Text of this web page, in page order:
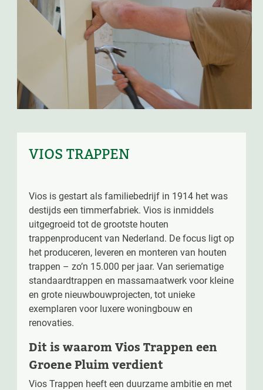
VIOS TRAPPEN
Vios is gestart als familiebedrijf in 1914 het was
destijds een timmerfabriek. Vios is inmiddels
uitgegroeid tot de grootste houten
trappenproducent van Nederland. De focus ligt op
het produceren, leveren en monteren van houten
trappen – zo’n 15.000 per jaar. Van seriematige
standaardtrappen en massamaatwerk voor kleine
en grote nieuwbouwprojecten, tot unieke
exemplaren voor luxere woningbouw en
renovaties.
Dit is waarom Vios Trappen een
Groene Pluim verdient
Vios Trappen heeft een duurzame ambitie en met